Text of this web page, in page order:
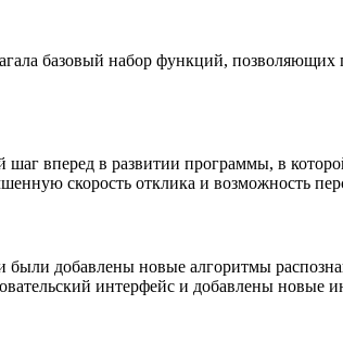
базовый набор функций,
вперед в развитии программы, в
скорость отклика и возможность
добавлены новые алгоритмы
интерфейс и добавлены новые